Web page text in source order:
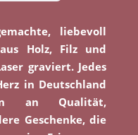
liebevoll
Holz, Filz und
graviert. Jedes
in Deutschland
an Qualität,
Geschenke, die